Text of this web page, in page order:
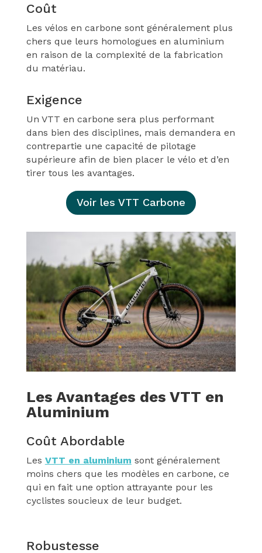
Coût
Les vélos en carbone sont généralement plus
chers que leurs homologues en aluminium
en raison de la complexité de la fabrication
du matériau.
Exigence
Un VTT en carbone sera plus performant
dans bien des disciplines, mais demandera en
contrepartie une capacité de pilotage
supérieure afin de bien placer le vélo et d’en
tirer tous les avantages.
Voir les VTT Carbone
Les Avantages des VTT en
Aluminium
Coût Abordable
Les VTT en aluminium sont généralement
moins chers que les modèles en carbone, ce
qui en fait une option attrayante pour les
cyclistes soucieux de leur budget.
Robustesse